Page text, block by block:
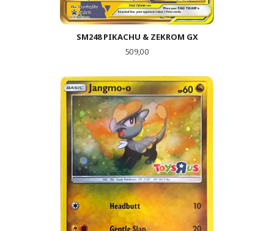
SM248 PIKACHU & ZEKROM GX
Pris
509,00